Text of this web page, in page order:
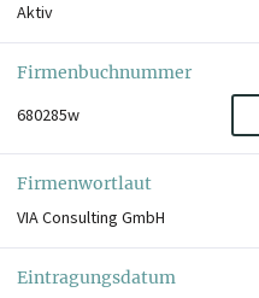
Aktiv
Firmenbuchnummer
680285w
Firmenwortlaut
VIA Consulting GmbH
Eintragungsdatum